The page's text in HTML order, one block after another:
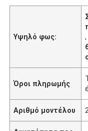
Υψηλό φως:
,
Όροι πληρωμής
Αριθμό μοντέλου